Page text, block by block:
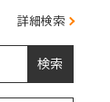
詳細検索
検索